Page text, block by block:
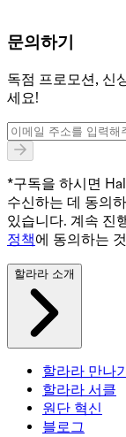
문의하기
독점 프로모션, 신
세요!
*구독을 하시면
수신하는 데 동의
있습니다. 계속 진
정책에 동의하는
할라라 소개
할라라 만나
할라라 서클
원단 혁신
블로그